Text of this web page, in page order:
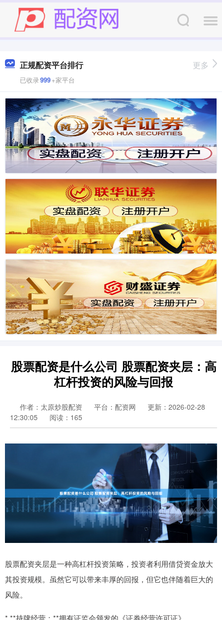
正规配资平台排行
已收录999+家平台
更多
股票配资是什么公司 股票配资夹层：高
杠杆投资的风险与回报
作者：太原炒股配资 平台：配资网
更新：2026-02-28
12:30:05
阅读：165
股票配资夹层是一种高杠杆投资策略，投资者利用借贷资金放大
其投资规模。虽然它可以带来丰厚的回报，但它也伴随着巨大的
风险。
* **持牌经营：**拥有证监会颁发的《证券经营许可证》